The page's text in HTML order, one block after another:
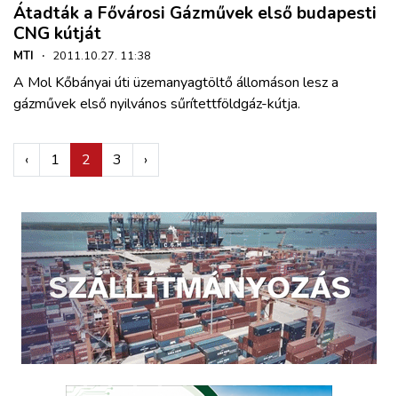
Átadták a Fővárosi Gázművek első budapesti
CNG kútját
MTI · 2011.10.27. 11:38
A Mol Kőbányai úti üzemanyagtöltő állomáson lesz a
gázművek első nyilvános sűrítettföldgáz-kútja.
‹ 1 2 3 ›